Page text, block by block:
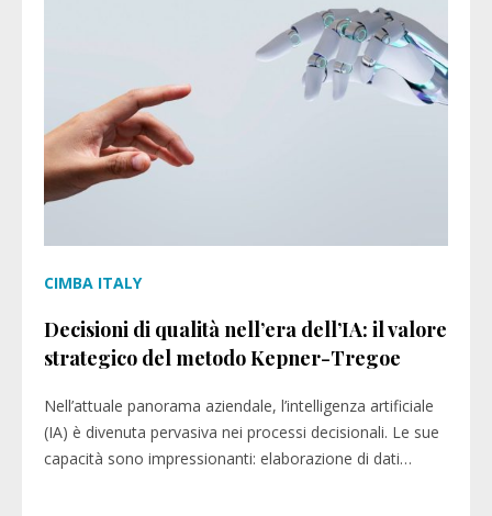
CIMBA ITALY
Decisioni di qualità nell’era dell’IA: il valore
strategico del metodo Kepner-Tregoe
Nell’attuale panorama aziendale, l’intelligenza artificiale
(IA) è divenuta pervasiva nei processi decisionali. Le sue
capacità sono impressionanti: elaborazione di dati…